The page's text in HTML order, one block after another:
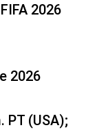
2026
2026
PT (USA);